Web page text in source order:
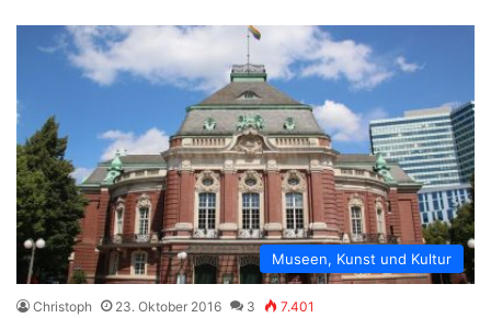
Museen, Kunst und Kultur
Christoph 23. Oktober 2016 3 7.401